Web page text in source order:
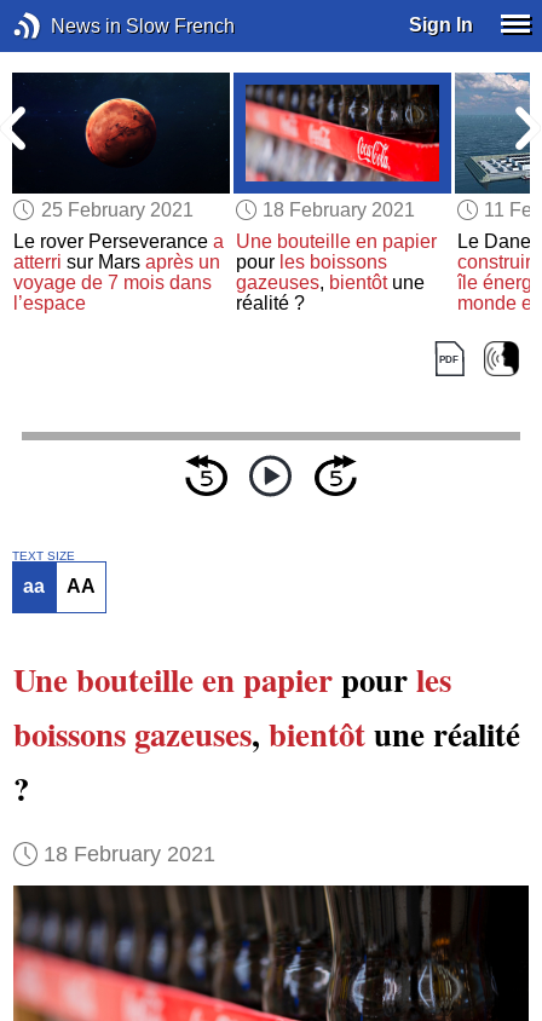
News in Slow French Sign In
25 February 2021
Le rover Perseverancea
atterri sur Marsaprès un
voyage de 7 mois dans
l’espace
18 February 2021
Une bouteille en papier
pour les boissons
gazeuses, bientôtune
réalité ?
11
Le
construire
île
monde
TEXT SIZE
aa AA
Une bouteille en papierpourles
boissons gazeuses, bientôtune réalité
?
18 February 2021